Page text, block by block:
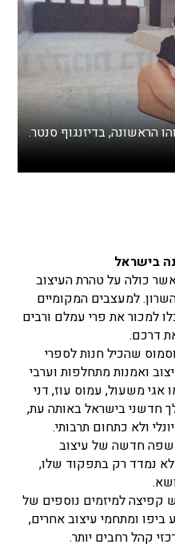
הראשונה, בדיזנגוף סנטר.
בישראל
כולה על טהרת העיצוב
ב-2001 ברמת השרון. למעצבים המקומיים
למכור את פרי עמלם ורבים
דרכם.
שהכיל חנות לספרי
ואמנות מתחלפות וערבי
אגי משעול, עמוס עוז, דני
חדשני בישראל באותה עת,
ולא כתחום תרבותי.
שפה חדשה של עיצוב
נמדד רק בתפקוד שלו,
למיזמים נוספים של
ביפו ומתחמי עיצוב אחרים,
קהל רחבים יותר.